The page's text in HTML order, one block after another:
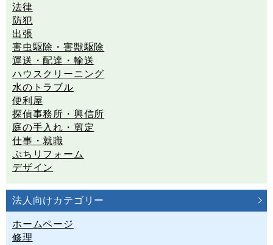
法律
防犯
出張
害虫駆除・害獣駆除
運送・配達・輸送
ハウスクリーニング
水のトラブル
便利屋
探偵事務所・興信所
庭の手入れ・剪定
仕事・就職
ぷちリフォーム
デザイン
法人向けカテゴリー
ホームページ
修理